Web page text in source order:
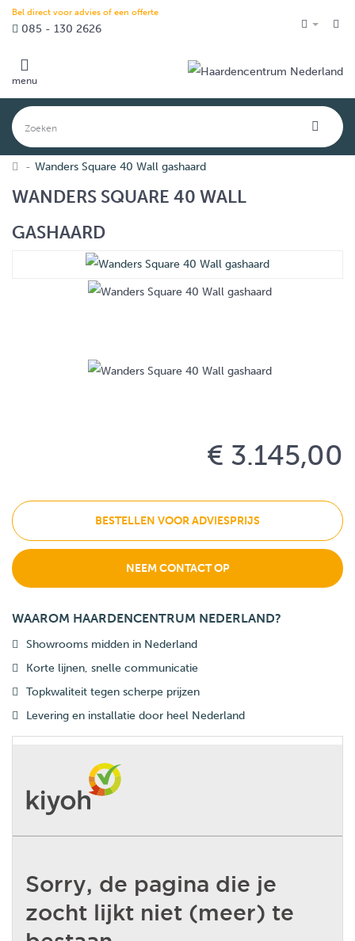
Bel direct voor advies of een offerte
085 - 130 2626
menu
Wanders Square 40 Wall gashaard
WANDERS SQUARE 40 WALL
GASHAARD
€ 3.145,00
BESTELLEN VOOR ADVIESPRIJS
NEEM CONTACT OP
WAAROM HAARDENCENTRUM NEDERLAND?
Showrooms midden in Nederland
Korte lijnen, snelle communicatie
Topkwaliteit tegen scherpe prijzen
Levering en installatie door heel Nederland